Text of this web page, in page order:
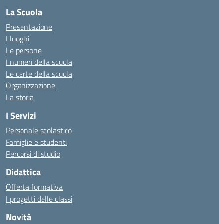
La Scuola
Presentazione
I luoghi
Le persone
I numeri della scuola
Le carte della scuola
Organizzazione
La storia
I Servizi
Personale scolastico
Famiglie e studenti
Percorsi di studio
Didattica
Offerta formativa
I progetti delle classi
Novità